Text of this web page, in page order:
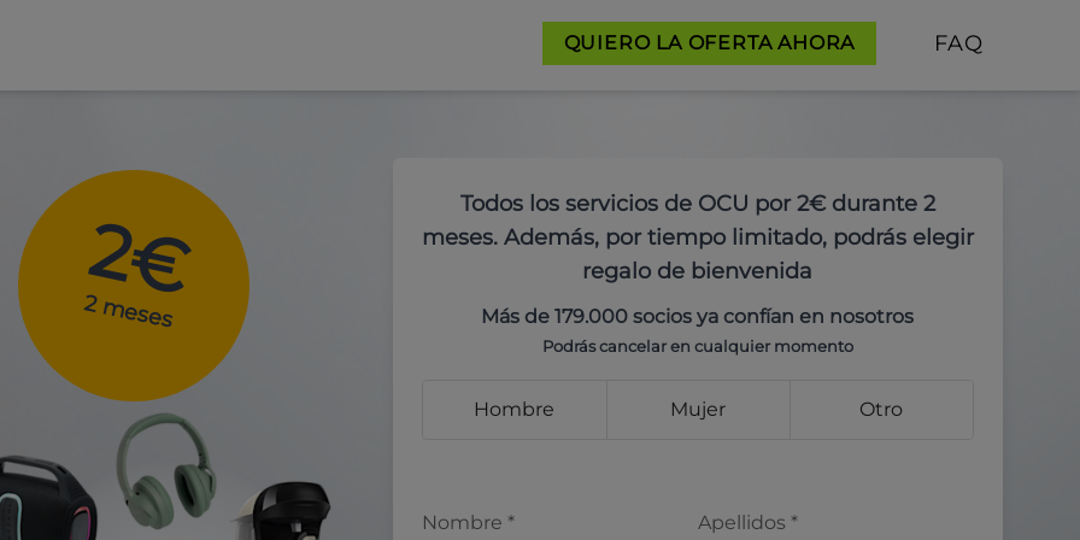
QUIERO LA OFERTA AHORA FAQ
2€
2 meses
Todos los servicios de OCU por 2€ durante 2
meses. Además, por tiempo limitado, podrás elegir
regalo de bienvenida
Más de 179.000 socios ya confían en nosotros
Podrás cancelar en cualquier momento
Hombre Mujer Otro
Nombre * Apellidos *